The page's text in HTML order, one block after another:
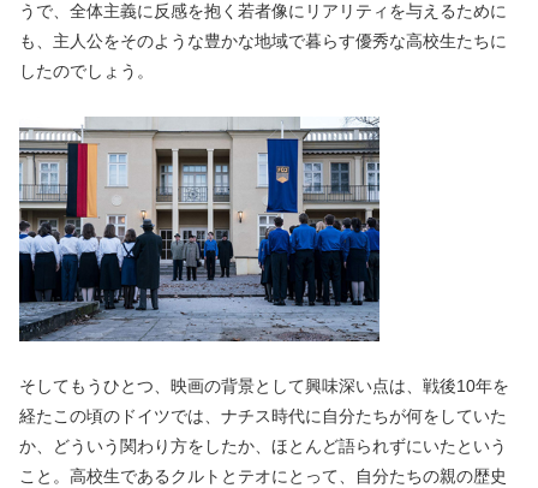
うで、全体主義に反感を抱く若者像にリアリティを与えるために
も、主人公をそのような豊かな地域で暮らす優秀な高校生たちに
したのでしょう。
そしてもうひとつ、映画の背景として興味深い点は、戦後10年を
経たこの頃のドイツでは、ナチス時代に自分たちが何をしていた
か、どういう関わり方をしたか、ほとんど語られずにいたという
こと。高校生であるクルトとテオにとって、自分たちの親の歴史